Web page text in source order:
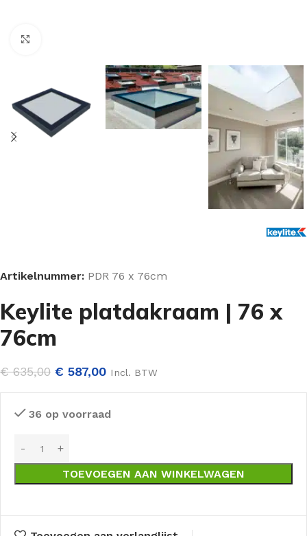
Artikelnummer: PDR 76 x 76cm
Keylite platdakraam | 76 x
76cm
€635,00 € 587,00 Incl. BTW
36 op voorraad
TOEVOEGEN AAN WINKELWAGEN